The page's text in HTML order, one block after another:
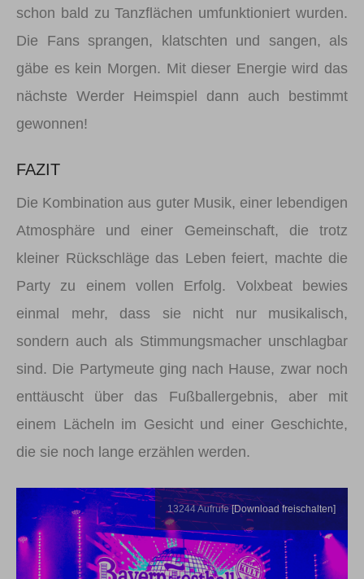
schon bald zu Tanzflächen umfunktioniert wurden.
Die Fans sprangen, klatschten und sangen, als
gäbe es kein Morgen. Mit dieser Energie wird das
nächste Werder Heimspiel dann auch bestimmt
gewonnen!
FAZIT
Die Kombination aus guter Musik, einer lebendigen
Atmosphäre und einer Gemeinschaft, die trotz
kleiner Rückschläge das Leben feiert, machte die
Party zu einem vollen Erfolg. Volxbeat bewies
einmal mehr, dass sie nicht nur musikalisch,
sondern auch als Stimmungsmacher unschlagbar
sind. Die Partymeute ging nach Hause, zwar noch
enttäuscht über das Fußballergebnis, aber mit
einem Lächeln im Gesicht und einer Geschichte,
die sie noch lange erzählen werden.
13244Aufrufe [Download freischalten]